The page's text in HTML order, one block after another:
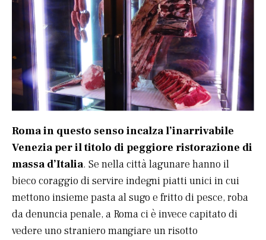
Roma in questo senso incalza l’inarrivabile
Venezia per il titolo di peggiore ristorazione di
massa d’Italia. Se nella città lagunare hanno il
bieco coraggio di servire indegni piatti unici in cui
mettono insieme pasta al sugo e fritto di pesce, roba
da denuncia penale, a Roma ci è invece capitato di
vedere uno straniero mangiare un risotto